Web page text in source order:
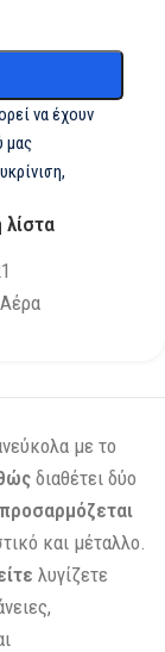
να έχουν
μας
με το
διαθέτει δύο
προσαρμόζεται
και μέταλλο.
λυγίζετε